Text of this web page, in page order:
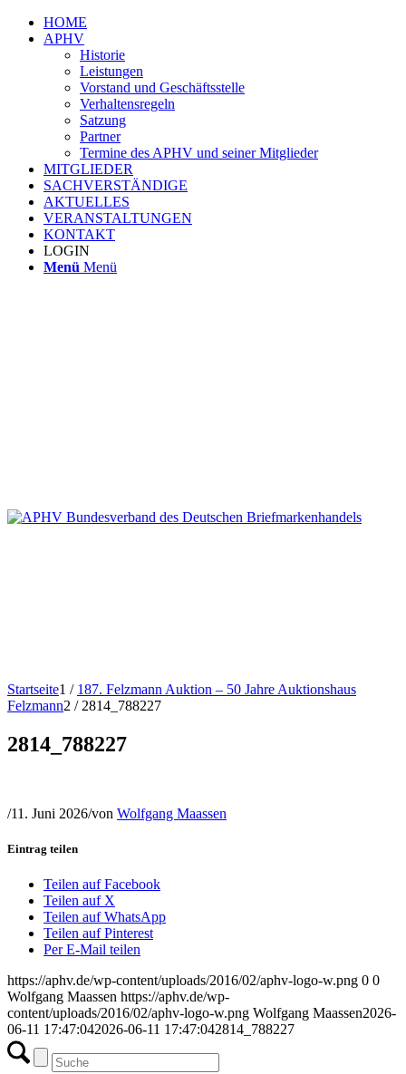
HOME
APHV
Historie
Leistungen
Vorstand und Geschäftsstelle
Verhaltensregeln
Satzung
Partner
Termine des APHV und seiner Mitglieder
MITGLIEDER
SACHVERSTÄNDIGE
AKTUELLES
VERANSTALTUNGEN
KONTAKT
LOGIN
Menü Menü
Startseite1 / 187. Felzmann Auktion – 50 Jahre Auktionshaus
Felzmann2 / 2814_788227
2814_788227
/11. Juni 2026/von Wolfgang Maassen
Eintrag teilen
Teilen auf Facebook
Teilen auf X
Teilen auf WhatsApp
Teilen auf Pinterest
Per E-Mail teilen
https://aphv.de/wp-content/uploads/2016/02/aphv-logo-w.png 0 0
Wolfgang Maassen https://aphv.de/wp-
content/uploads/2016/02/aphv-logo-w.png Wolfgang Maassen2026-
06-11 17:47:042026-06-11 17:47:042814_788227